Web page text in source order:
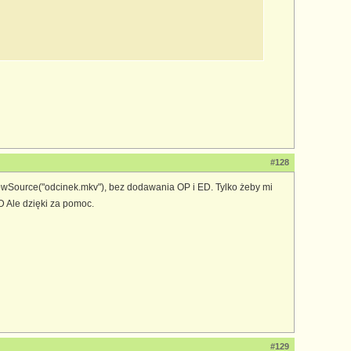
#128
bez dodawania OP i ED. Tylko żeby mi
Ale dzięki za pomoc.
#129